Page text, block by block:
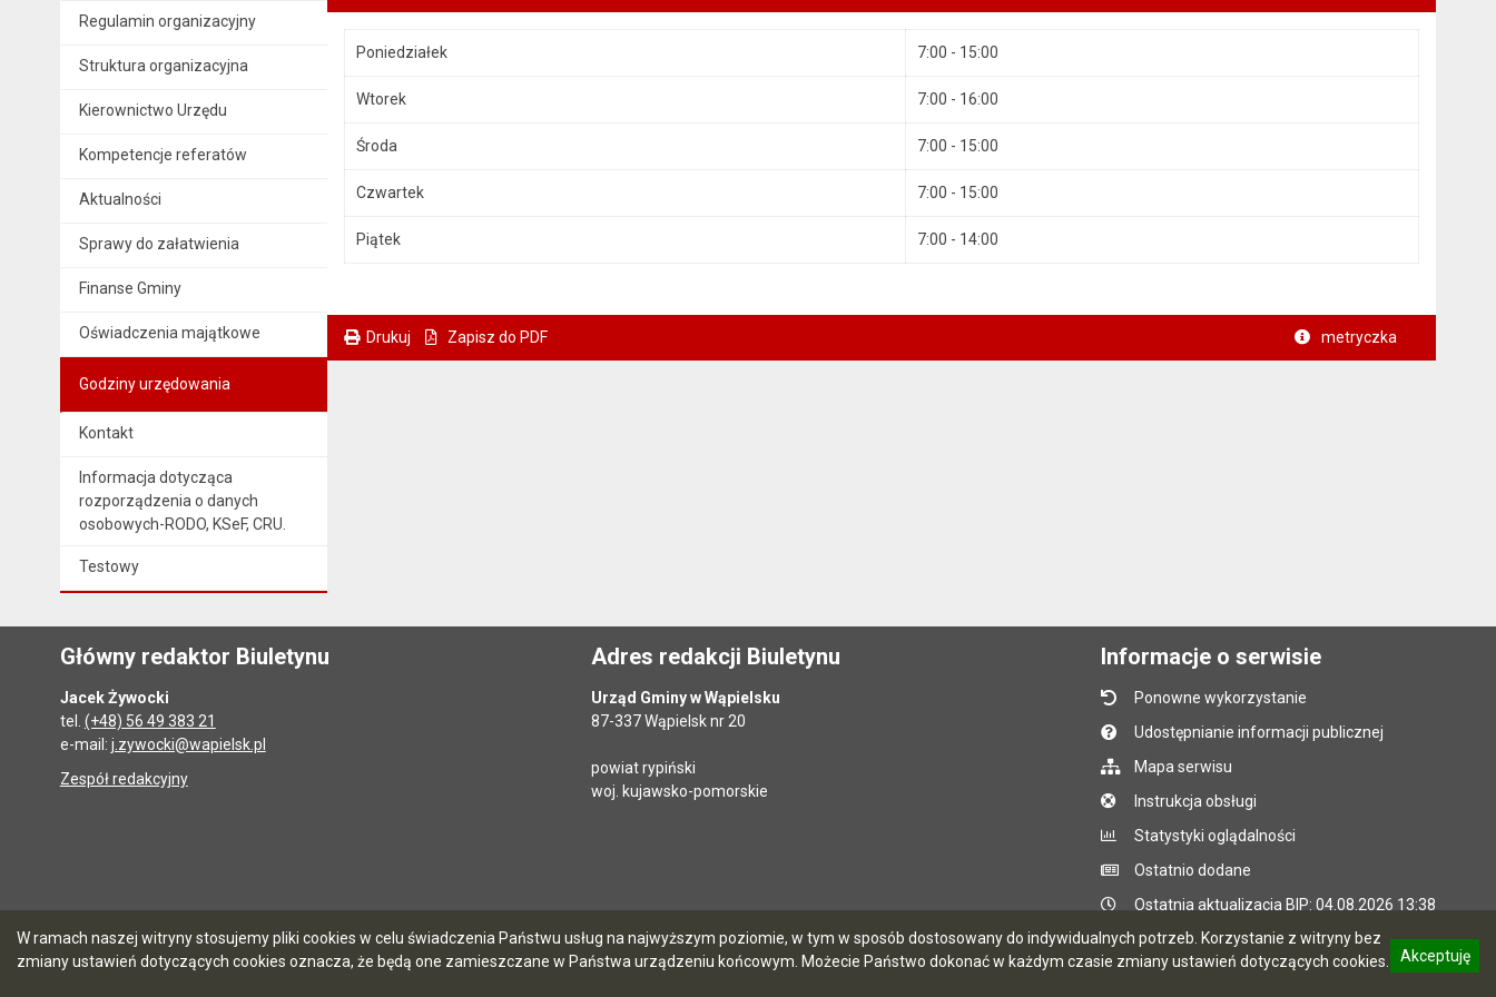
W ramach naszej witryny stosujemy pliki cookies w celu świadczenia Państwu usług na najwyższym poziomie, w tym w sposób dostosowany do indywidualnych potrzeb. Korzystanie z witryny bez
zmiany ustawień dotyczących cookies oznacza, że będą one zamieszczane w Państwa urządzeniu końcowym. Możecie Państwo dokonać w każdym czasie zmiany ustawień dotyczących cookies.
Akceptuję
Regulamin organizacyjny
Struktura organizacyjna
Kierownictwo Urzędu
Kompetencje referatów
Aktualności
Sprawy do załatwienia
Finanse Gminy
Oświadczenia majątkowe
Godziny urzędowania
Kontakt
Informacja dotycząca
rozporządzenia o danych
osobowych-RODO, KSeF, CRU.
Testowy
Poniedziałek 7:00 - 15:00
Wtorek 7:00 - 16:00
Środa 7:00 - 15:00
Czwartek 7:00 - 15:00
Piątek 7:00 - 14:00
Drukuj Zapisz do PDF metryczka
Główny redaktor Biuletynu
Jacek Żywocki
tel. (+48) 56 49 383 21
e-mail: j.zywocki@wapielsk.pl
Zespół redakcyjny
Adres redakcji Biuletynu
Urząd Gminy w Wąpielsku
87-337 Wąpielsk nr 20
powiat rypiński
woj. kujawsko-pomorskie
Informacje o serwisie
Ponowne wykorzystanie
Udostępnianie informacji publicznej
Mapa serwisu
Instrukcja obsługi
Statystyki oglądalności
Ostatnio dodane
Ostatnia aktualizacja BIP: 04.08.2026 13:38
5.7.0 [90] CMS i hosting: Logonet Sp. z o.o. w Bydgoszczy